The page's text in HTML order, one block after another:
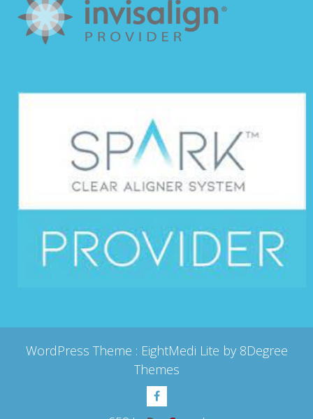
WordPress Theme : EightMedi Lite by 8Degree
Themes